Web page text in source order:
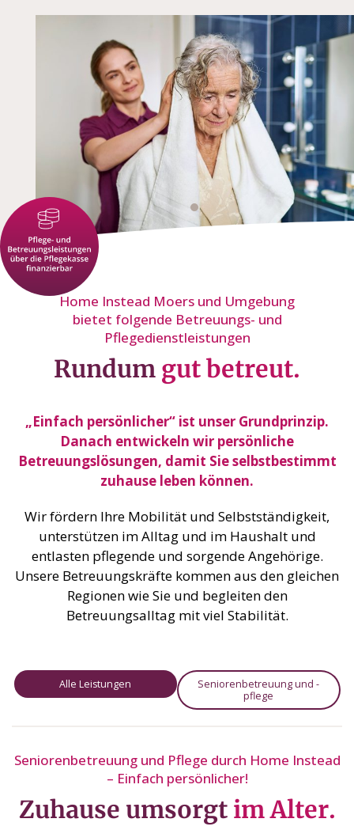
Home Instead Moers und Umgebung
bietet folgende Betreuungs- und
Pflegedienstleistungen
Rundum gut betreut.
„Einfach persönlicher“ ist unser Grundprinzip.
Danach entwickeln wir persönliche
Betreuungslösungen, damit Sie selbstbestimmt
zuhause leben können.
Wir fördern Ihre Mobilität und Selbstständigkeit,
unterstützen im Alltag und im Haushalt und
entlasten pflegende und sorgende Angehörige.
Unsere Betreuungskräfte kommen aus den gleichen
Regionen wie Sie und begleiten den
Betreuungsalltag mit viel Stabilität.
Alle Leistungen
Seniorenbetreuung und -
pflege
Seniorenbetreuung und Pflege durch Home Instead
– Einfach persönlicher!
Zuhause umsorgt im Alter.